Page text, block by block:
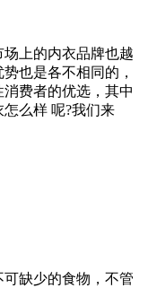
上的内衣品牌也越
也是各不相同的，
费者的优选，其中
么样 呢?我们来
缺少的食物，不管